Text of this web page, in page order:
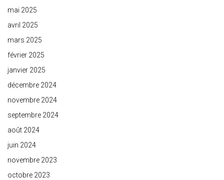
mai 2025
avril 2025
mars 2025
février 2025
janvier 2025
décembre 2024
novembre 2024
septembre 2024
août 2024
juin 2024
novembre 2023
octobre 2023